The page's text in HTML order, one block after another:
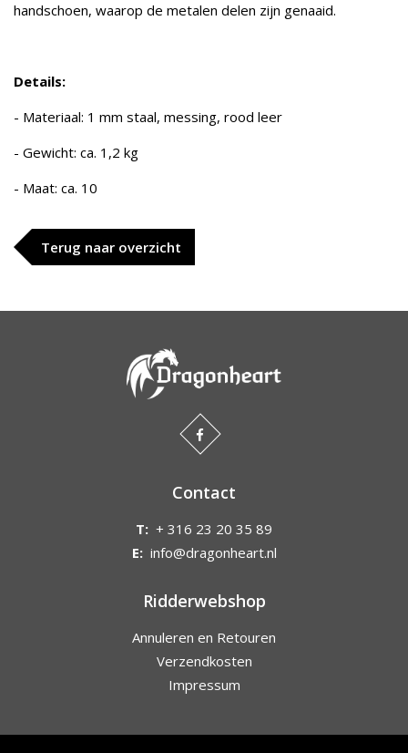
handschoen, waarop de metalen delen zijn genaaid.
Details:
- Materiaal: 1 mm staal, messing, rood leer
- Gewicht: ca. 1,2 kg
- Maat: ca. 10
Terug naar overzicht
Contact
T: + 316 23 20 35 89
E: info@dragonheart.nl
Ridderwebshop
Annuleren en Retouren
Verzendkosten
Impressum